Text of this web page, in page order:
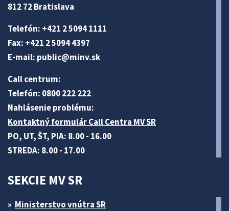
812 72 Bratislava
Telefón: +421 2 5094 1111
Fax: +421 2 5094 4397
E-mail: public@minv.sk
Call centrum:
Telefón: 0800 222 222
Nahlásenie problému:
Kontaktný formulár Call Centra MV SR
PO, UT, ŠT, PIA: 8.00 - 16.00
STREDA: 8.00 - 17.00
SEKCIE MV SR
Ministerstvo vnútra SR